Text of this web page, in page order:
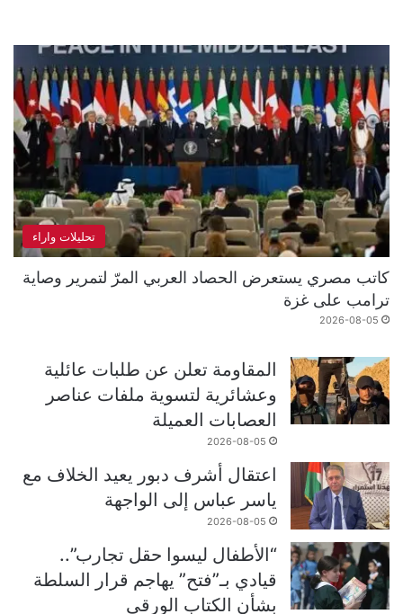
تحليلات واراء
كاتب مصري يستعرض الحصاد العربي المرّ لتمرير وصاية
ترامب على غزة
2026-08-05
المقاومة تعلن عن طلبات عائلية
وعشائرية لتسوية ملفات عناصر
العصابات العميلة
2026-08-05
اعتقال أشرف دبور يعيد الخلاف مع
ياسر عباس إلى الواجهة
2026-08-05
“الأطفال ليسوا حقل تجارب”..
قيادي بـ”فتح” يهاجم قرار السلطة
بشأن الكتاب الورقي